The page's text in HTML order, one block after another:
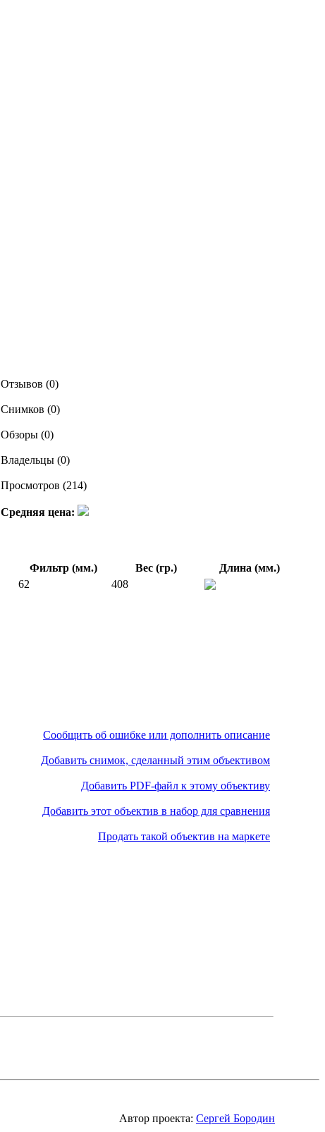
Отзывов (0)
Снимков (0)
Обзоры (0)
Владельцы (0)
Просмотров (214)
Средняя цена:
Фильтр (мм.) Вес (гр.)
Длина (мм.)
62 408
Сообщить об ошибке или дополнить описание
Добавить снимок, сделанный этим объективом
Добавить PDF-файл к этому объективу
Добавить этот объектив в набор для сравнения
Продать такой объектив на маркете
Автор проекта: Сергей Бородин